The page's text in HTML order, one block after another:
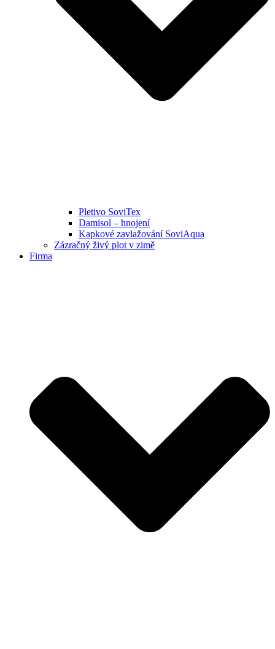
Pletivo SoviTex
Damisol – hnojení
Kapkové zavlažování SoviAqua
Zázračný živý plot v zimě
Firma